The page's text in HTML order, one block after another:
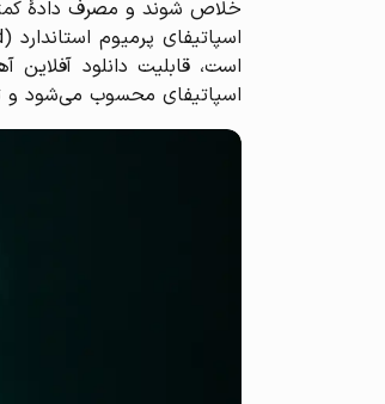
خلاص شوند و مصرف دادهٔ
اسپاتیفای محسوب می‌شود و